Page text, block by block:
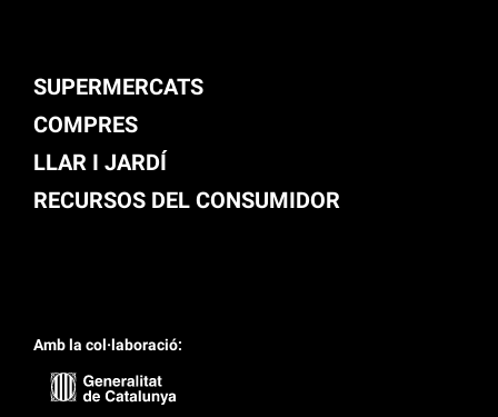
SUPERMERCATS
COMPRES
LLAR I JARDÍ
RECURSOS DEL CONSUMIDOR
Amb la col·laboració: